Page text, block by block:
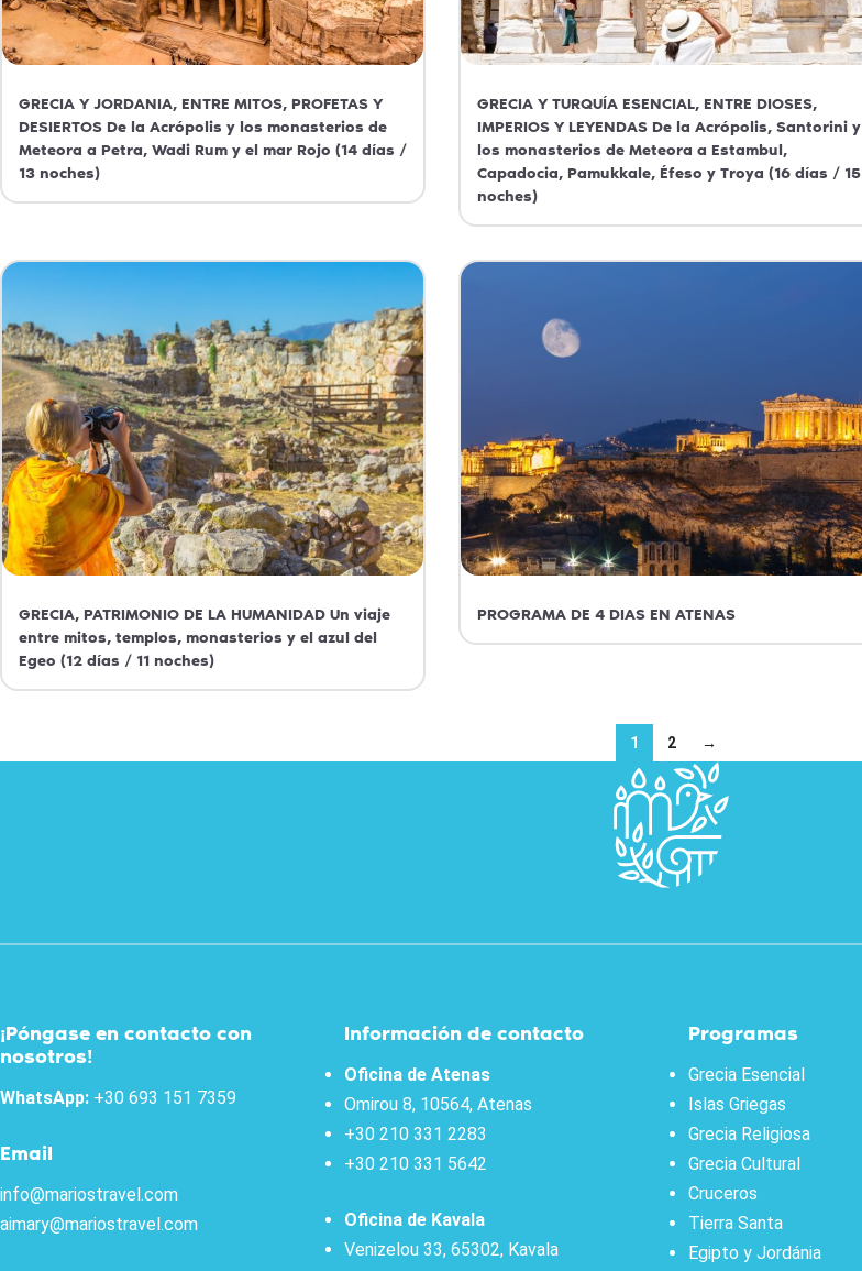
Grecia
GRECIA Y JORDANIA, ENTRE MITOS, PROFETAS Y
DESIERTOS De la Acrópolis y los monasterios de
Meteora a Petra, Wadi Rum y el mar Rojo (14 días /
13 noches)
Grecia
GRECIA Y TURQUÍA ESENCIAL, ENTRE DIOSES,
IMPERIOS Y LEYENDAS De la Acrópolis, Santorini y
los monasterios de Meteora a Estambul,
Capadocia, Pamukkale, Éfeso y Troya (16 días / 15
noches)
GRECIA, PATRIMONIO DE LA HUMANIDAD Un viaje
entre mitos, templos, monasterios y el azul del
Egeo (12 días / 11 noches)
PROGRAMA DE 4 DIAS EN ATENAS
1 2 →
¡Póngase en contacto con
nosotros!
WhatsApp: +30 693 151 7359
Email
info@mariostravel.com
aimary@mariostravel.com
Información de contacto
Oficina de Atenas
Omirou 8, 10564, Atenas
+30 210 331 2283
+30 210 331 5642
Oficina de Kavala
Venizelou 33, 65302, Kavala
Programas
Grecia Esencial
Islas Griegas
Grecia Religiosa
Grecia Cultural
Cruceros
Tierra Santa
Egipto y Jordánia